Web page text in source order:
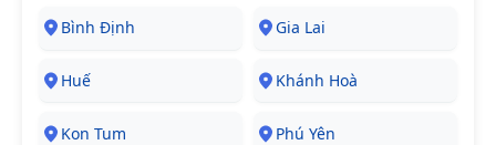
Bình Định Gia Lai
Huế Khánh Hoà
Kon Tum Phú Yên